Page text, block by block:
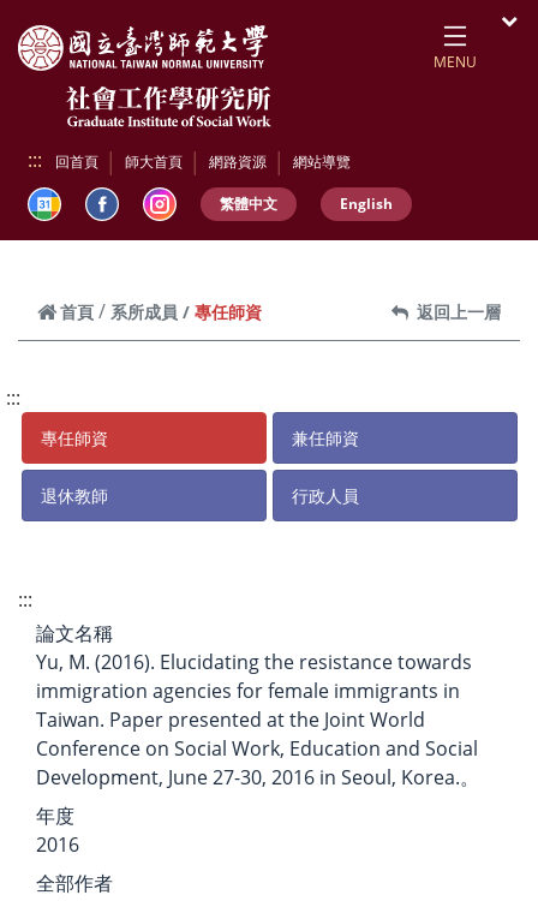
MENU
::: 回首頁 師大首頁 網路資源 網站導覽
繁體中文 English
首頁 系所成員 專任師資 返回上一層
:::
專任師資 兼任師資
退休教師 行政人員
:::
論文名稱
Yu, M. (2016). Elucidating the resistance towards
immigration agencies for female immigrants in
Taiwan. Paper presented at the Joint World
Conference on Social Work, Education and Social
Development, June 27-30, 2016 in Seoul, Korea.。
年度
2016
全部作者